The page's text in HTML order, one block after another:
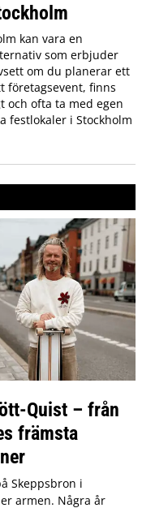
kan vara en
som erbjuder
om du planerar ett
företagsevent, finns
och ofta ta med egen
festlokaler i Stockholm
Quist – från
främsta
Skeppsbron i
armen. Några år